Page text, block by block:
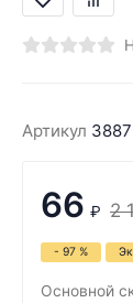
Артикул
66 ₽ 2
- 97 %
Основной